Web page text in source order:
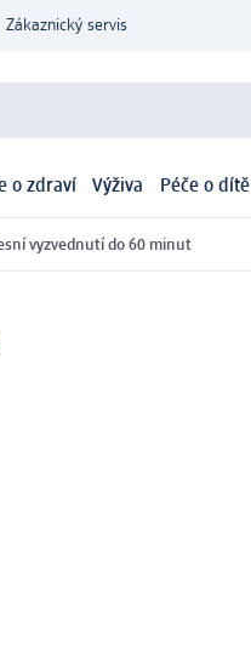
Zákaznický servis
o zdraví Výživa Péče o dítě
vyzvednutí do 60 minut